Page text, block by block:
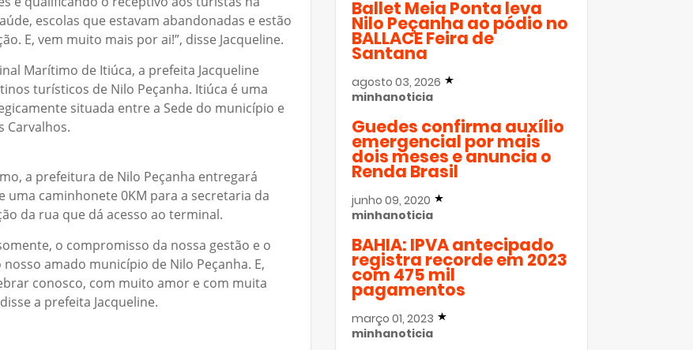
escolas que estavam abandonadas e estão
E, vem muito mais por ai!”, disse Jacqueline.
Marítimo de Itiúca, a prefeita Jacqueline
turísticos de Nilo Peçanha. Itiúca é uma
situada entre a Sede do município e
Carvalhos.
a prefeitura de Nilo Peçanha entregará
uma caminhonete 0KM para a secretaria da
da rua que dá acesso ao terminal.
o compromisso da nossa gestão e o
amado município de Nilo Peçanha. E,
conosco, com muito amor e com muita
a prefeita Jacqueline.
Ballet Meia Ponta leva
Nilo Peçanha ao pódio no
BALLACE Feira de
Santana
agosto 03, 2026
minhanoticia
Guedes confirma auxílio
emergencial por mais
dois meses e anuncia o
Renda Brasil
junho 09, 2020
minhanoticia
BAHIA: IPVA antecipado
registra recorde em 2023
com 475 mil
pagamentos
março 01, 2023
minhanoticia